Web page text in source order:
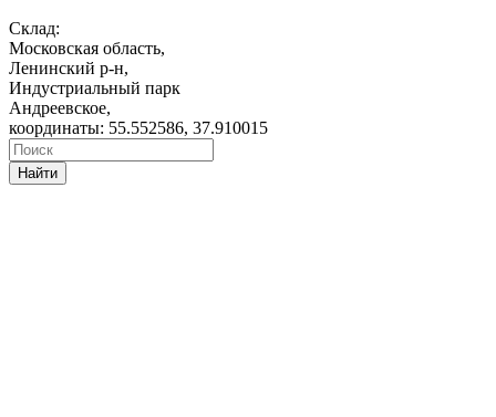
Склад:
Московская область,
Ленинский р-н,
Индустриальный парк
Андреевское,
координаты: 55.552586, 37.910015
Найти